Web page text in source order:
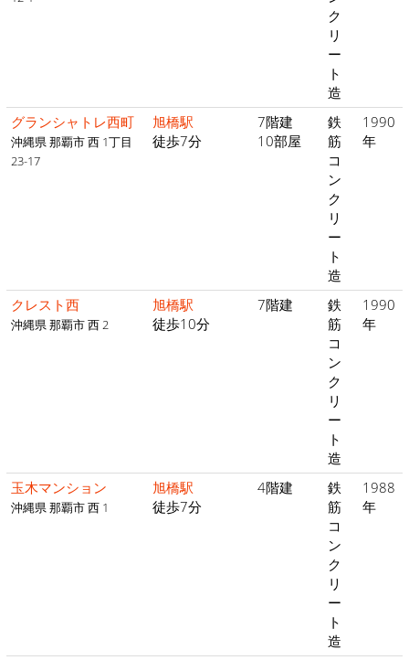
ク
リ
ー
ト
造
グランシャトレ西町
沖縄県 那覇市 西 1丁目
23-17
旭橋駅
徒歩7分
7階建
10部屋
鉄
筋
コ
ン
ク
リ
ー
ト
造
1990
年
クレスト西
沖縄県 那覇市 西 2
旭橋駅
徒歩10分
7階建
鉄
筋
コ
ン
ク
リ
ー
ト
造
1990
年
玉木マンション
沖縄県 那覇市 西 1
旭橋駅
徒歩7分
4階建
鉄
筋
コ
ン
ク
リ
ー
ト
造
1988
年